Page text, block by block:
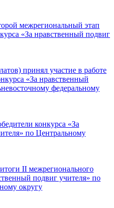
межрегиональный этап
«За нравственный подвиг
принял участие в работе
«За нравственный
федеральному
конкурса «За
по Центральному
II межрегионального
подвиг учителя» по
округу